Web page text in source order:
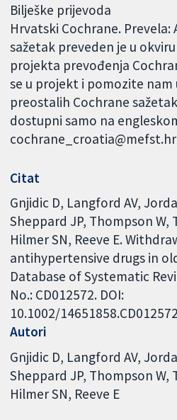
Bilješke prijevoda
Hrvatski Cochrane. Prevela:
sažetak preveden je u
projekta prevođenja
se u projekt i pomozite
preostalih Cochrane
dostupni samo na
cochrane_croatia@mefst.hr
Citat
Gnjidic D, Langford AV,
Sheppard JP, Thompson W,
Hilmer SN, Reeve E.
antihypertensive drugs in
Database of Systematic
No.: CD012572. DOI:
10.1002/
Autori
Gnjidic D Langford AV
Sheppard JP Thompson W
Hilmer SN Reeve E